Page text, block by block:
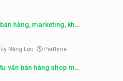
Tuyển nhân viên pha chế,
phục vụ bàn parttime
Bún Đậu Mắm Tôm – Bếp
Tiên
hàng, marketing, kho
Năng Lực Parttime
vấn bán hàng shop mỹ